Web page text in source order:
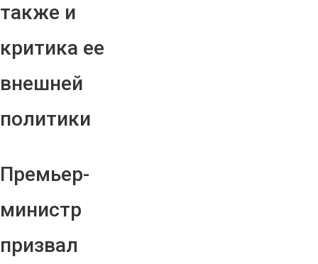
также и
критика ее
внешней
политики
Премьер-
министр
призвал